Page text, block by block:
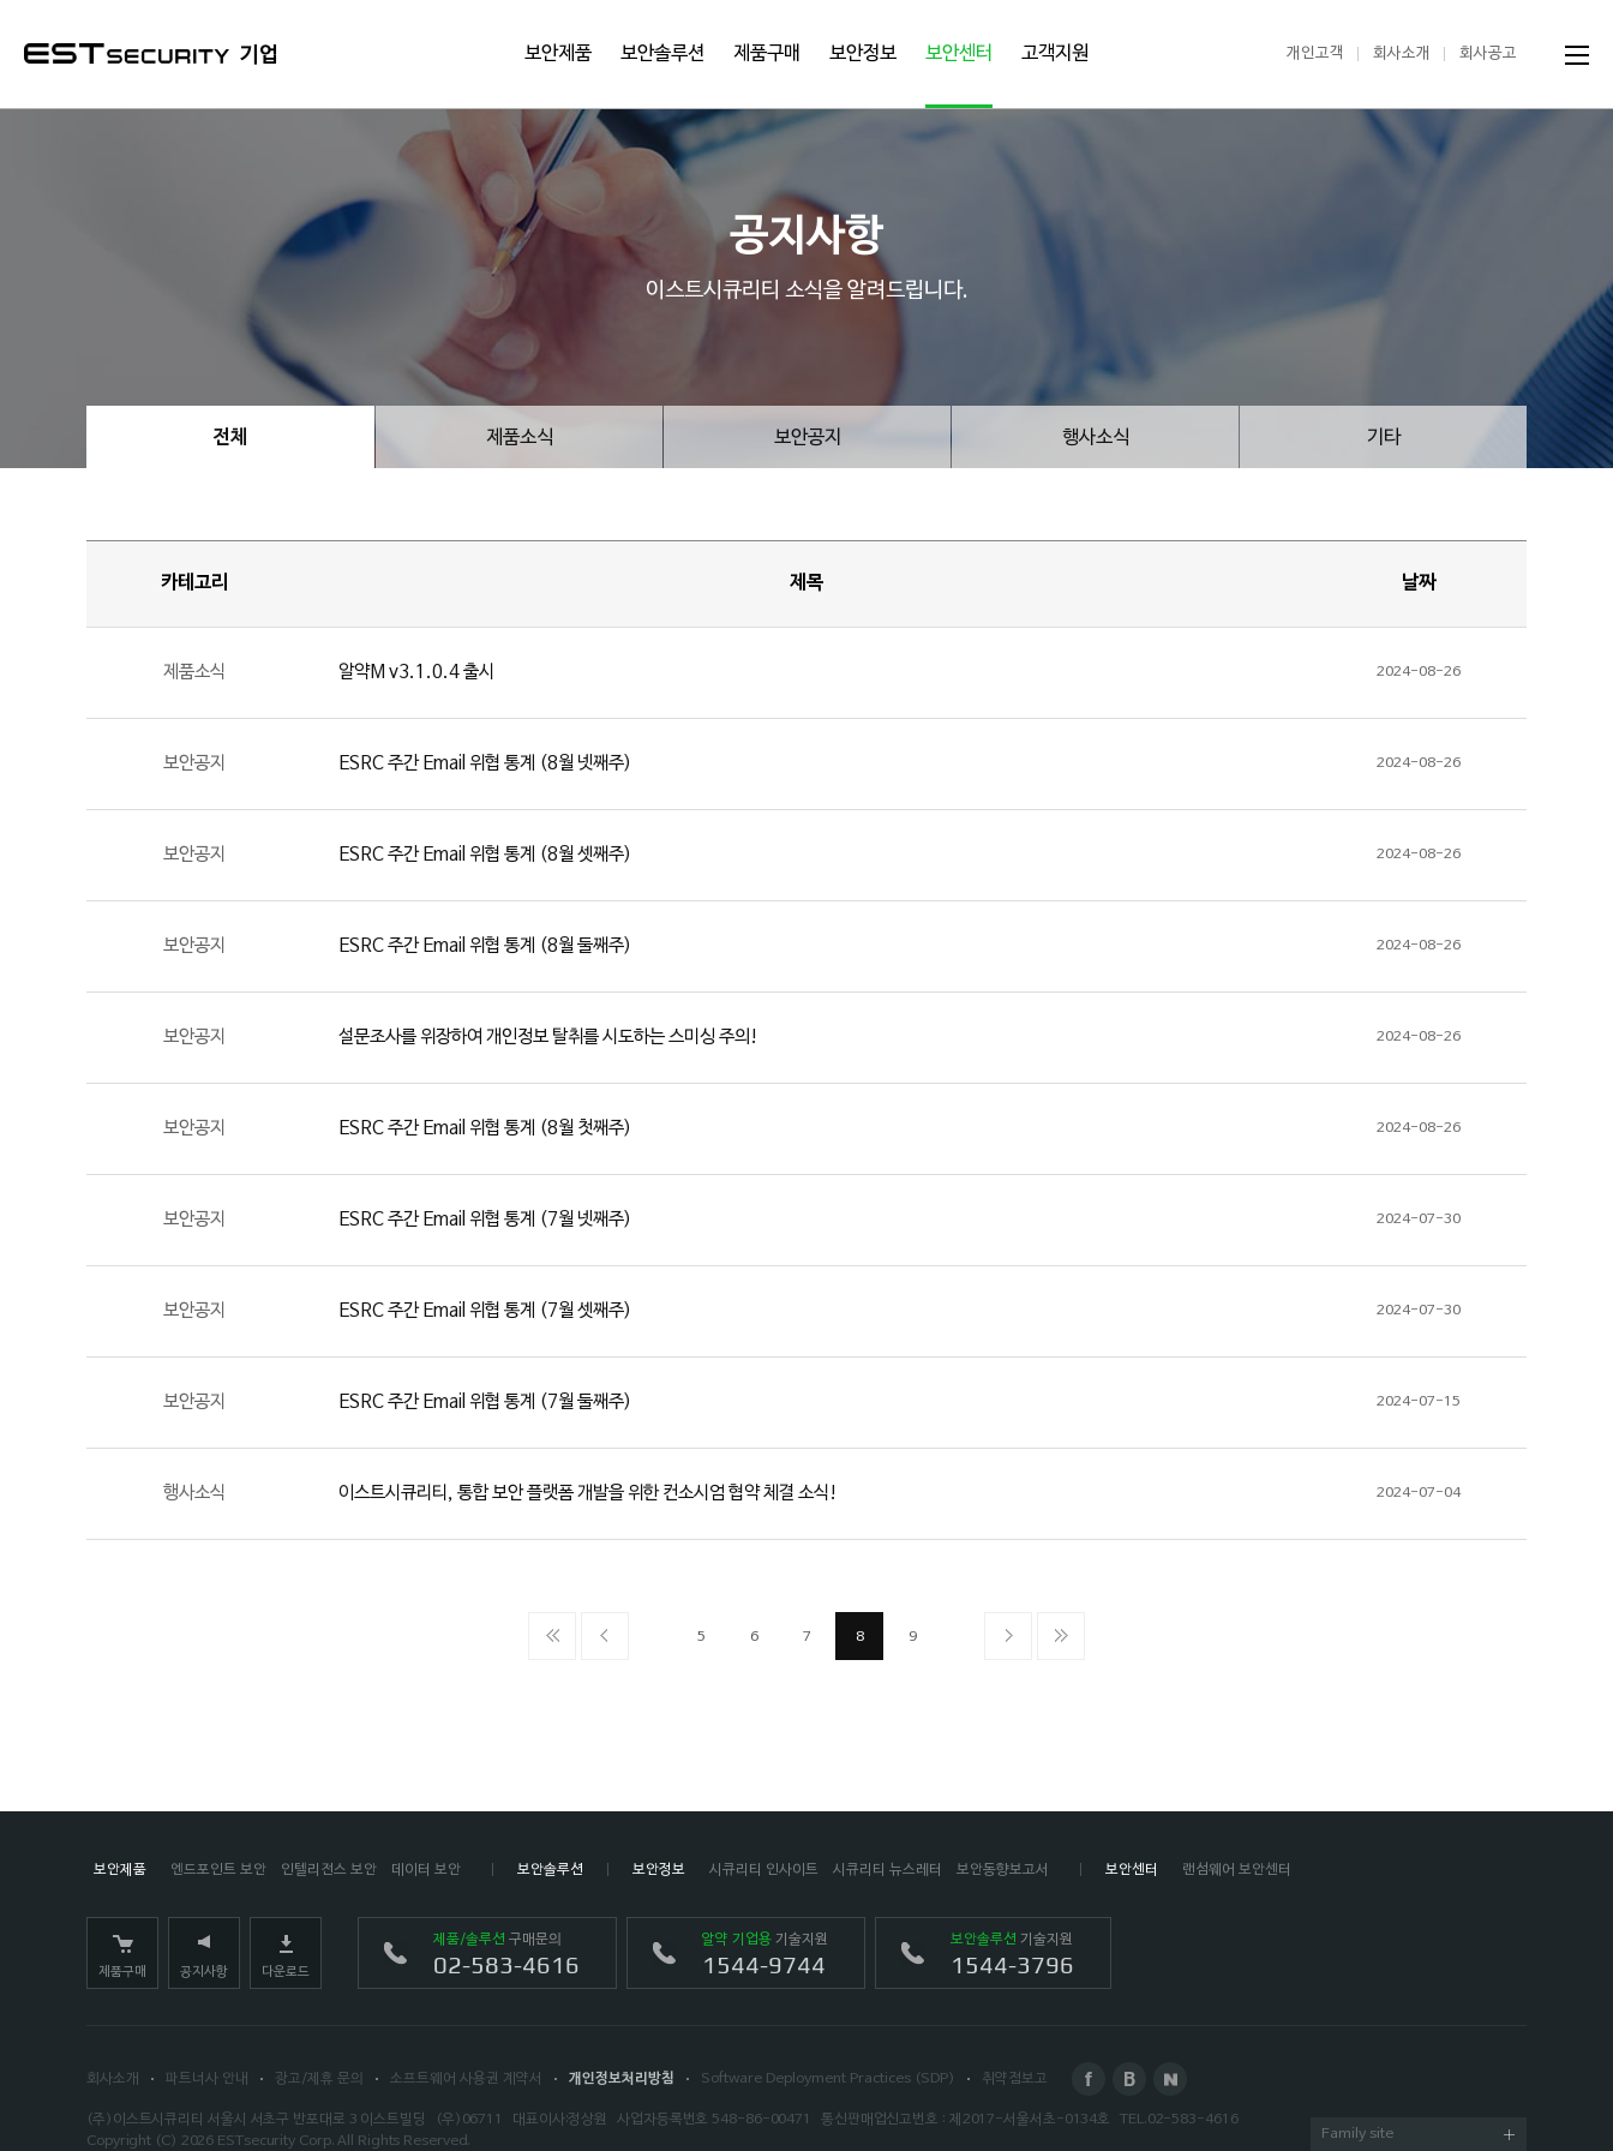
기업 보안제품 보안솔루션 제품구매 보안정보 보안센터 고객지원 개인고객 회사소개 회사공고
공지사항
이스트시큐리티 소식을 알려드립니다.
전체 제품소식 보안공지 행사소식 기타
카테고리 제목 날짜
제품소식 알약M v3.1.0.4 출시 2024-08-26
보안공지 ESRC 주간 Email 위협 통계 (8월 넷째주) 2024-08-26
보안공지 ESRC 주간 Email 위협 통계 (8월 셋째주) 2024-08-26
보안공지 ESRC 주간 Email 위협 통계 (8월 둘째주) 2024-08-26
보안공지 설문조사를 위장하여 개인정보 탈취를 시도하는 스미싱 주의! 2024-08-26
보안공지 ESRC 주간 Email 위협 통계 (8월 첫째주) 2024-08-26
보안공지 ESRC 주간 Email 위협 통계 (7월 넷째주) 2024-07-30
보안공지 ESRC 주간 Email 위협 통계 (7월 셋째주) 2024-07-30
보안공지 ESRC 주간 Email 위협 통계 (7월 둘째주) 2024-07-15
행사소식 이스트시큐리티, 통합 보안 플랫폼 개발을 위한 컨소시엄 협약 체결 소식! 2024-07-04
5 6 7 8 9
보안제품 엔드포인트 보안 인텔리전스 보안 데이터 보안 보안솔루션 보안정보 시큐리티 인사이트 시큐리티 뉴스레터 보안동향보고서 보안센터 랜섬웨어 보안센터
제품구매 공지사항 다운로드
제품/솔루션 구매문의
02-583-4616
알약 기업용 기술지원
1544-9744
보안솔루션 기술지원
1544-3796
회사소개 파트너사 안내 광고/제휴 문의 소프트웨어 사용권 계약서 개인정보처리방침 Software Deployment Practices (SDP) 취약점보고
Family site
(주)이스트시큐리티 서울시 서초구 반포대로 3 이스트빌딩 (우)06711 대표이사:정상원 사업자등록번호 548-86-00471 통신판매업신고번호 : 제2017-서울서초-0134호 TEL.02-583-4616
Copyright (C) 2026 ESTsecurity Corp. All Rights Reserved.